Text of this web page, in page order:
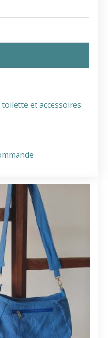
et accessoires